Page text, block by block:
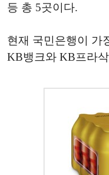
등 총 5곳이다.
현재 국민은행이 가
KB뱅크와 KB프라